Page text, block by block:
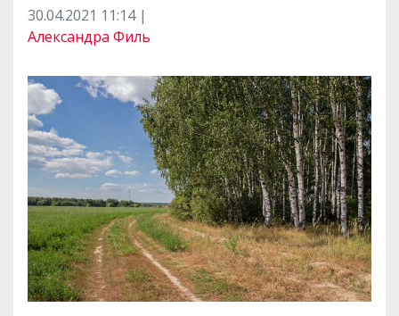
30.04.2021 11:14 |
Александра Филь